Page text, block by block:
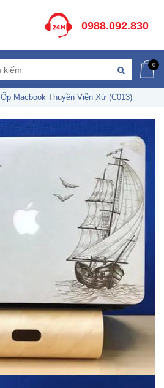
0988.092.830
0
Ốp Macbook Thuyền Viễn Xứ (C013)